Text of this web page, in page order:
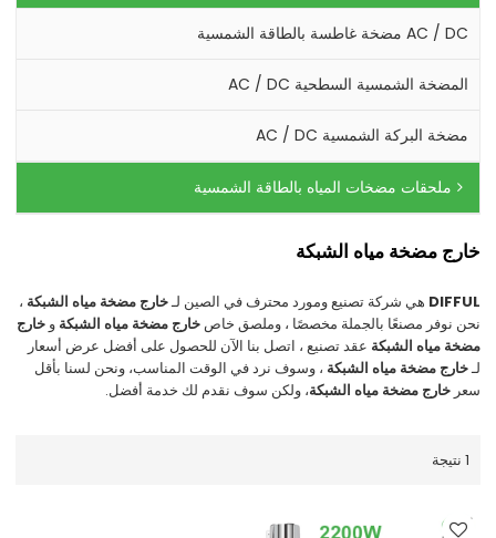
AC / DC مضخة غاطسة بالطاقة الشمسية
المضخة الشمسية السطحية AC / DC
مضخة البركة الشمسية AC / DC
ملحقات مضخات المياه بالطاقة الشمسية
خارج مضخة مياه الشبكة
DIFFUL هي شركة تصنيع ومورد محترف في الصين لـخارج مضخة مياه الشبكة ،
نحن نوفر مصنعًا بالجملة مخصصًا ، وملصق خاصخارج مضخة مياه الشبكة وخارج
مضخة مياه الشبكة عقد تصنيع ، اتصل بنا الآن للحصول على أفضل عرض أسعار
لـخارج مضخة مياه الشبكة ، وسوف نرد في الوقت المناسب، ونحن لسنا بأقل
سعرخارج مضخة مياه الشبكة، ولكن سوف نقدم لك خدمة أفضل.
1 نتيجة